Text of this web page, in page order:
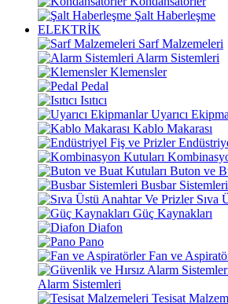
Şalt Haberleşme
ELEKTRİK
Sarf Malzemeleri
Alarm Sistemleri
Klemensler
Pedal
Isıtıcı
Uyarıcı
Kablo Makarası
Buton ve
Busbar Sistemleri
Sıva
Güç Kaynakları
Diafon
Pano
Fan ve
Alarm Sistemleri
Tesisat